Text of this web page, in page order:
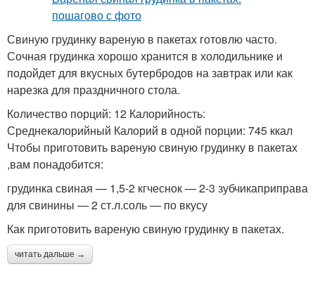
Свиную грудинку вареную в пакетах готовлю часто.
Сочная грудинка хорошо хранится в холодильнике и
подойдет для вкусных бутербродов на завтрак или как
нарезка для праздничного стола.
Количество порций: 12 Калорийность:
Среднекалорийный Калорий в одной порции: 745 ккал
Чтобы приготовить вареную свиную грудинку в пакетах
,вам понадобится:
грудинка свиная — 1,5-2 кгчеснок — 2-3 зубчикаприправа
для свинины — 2 ст.л.соль — по вкусу
Как приготовить вареную свиную грудинку в пакетах.
читать дальше →